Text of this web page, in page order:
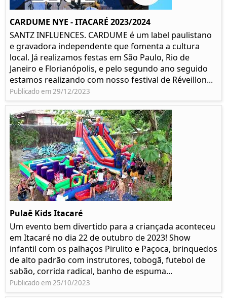
CARDUME NYE - ITACARÉ 2023/2024
SANTZ INFLUENCES. CARDUME é um label paulistano
e gravadora independente que fomenta a cultura
local. Já realizamos festas em São Paulo, Rio de
Janeiro e Florianópolis, e pelo segundo ano seguido
estamos realizando com nosso festival de Réveillon...
Publicado em 29/12/2023
Pulaê Kids Itacaré
Um evento bem divertido para a criançada aconteceu
em Itacaré no dia 22 de outubro de 2023! Show
infantil com os palhaços Pirulito e Paçoca, brinquedos
de alto padrão com instrutores, tobogã, futebol de
sabão, corrida radical, banho de espuma...
Publicado em 25/10/2023